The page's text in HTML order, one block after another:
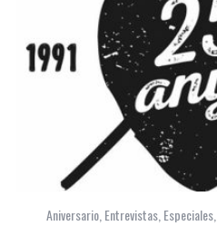
Aniversario,Entrevistas,Especiales,